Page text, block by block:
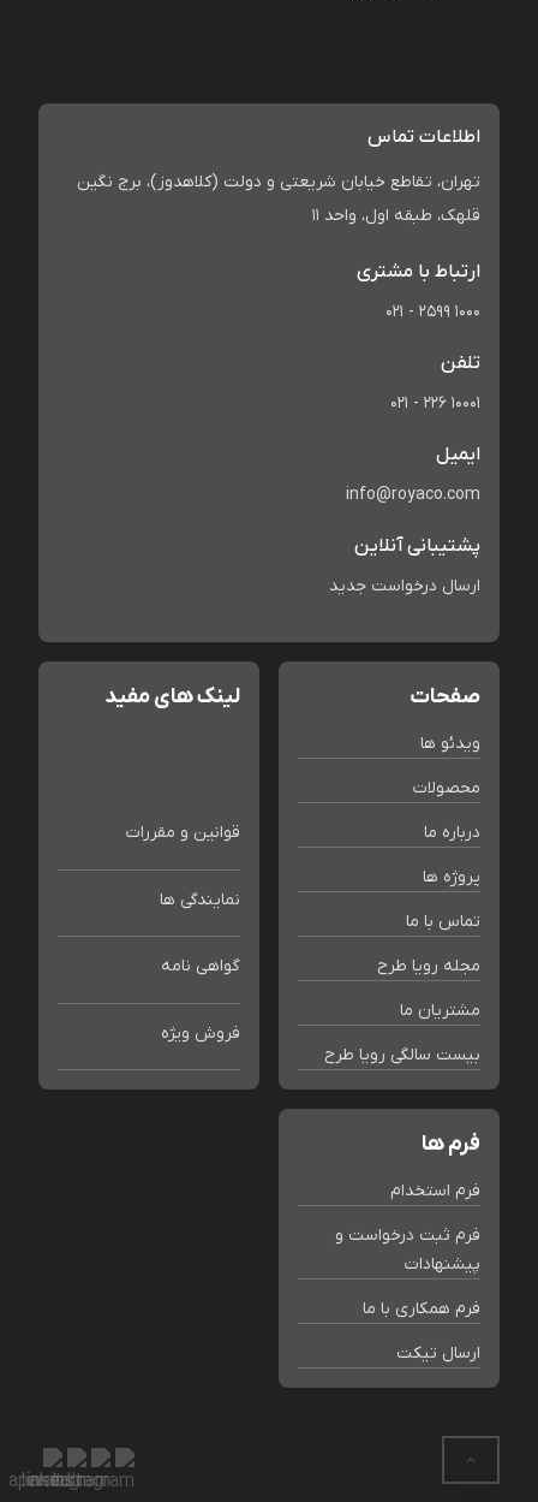
اطلاعات تماس
تهران، تقاطع خیابان شریعتی و دولت (کلاهدوز)، برج نگین
قلهک، طبقه اول، واحد 11
ارتباط با مشتری
021 - 2599 1000
تلفن
021 - 226 10001
ایمیل
info@royaco.com
پشتیبانی آنلاین
ارسال درخواست جدید
صفحات
ویدئو ها
محصولات
درباره ما
پروژه ها
تماس با ما
مجله رویا طرح
مشتریان ما
بیست سالگی رویا طرح
لینک های مفید
قوانین و مقررات
نمایندگی ها
گواهی نامه
فروش ویژه
فرم ها
فرم استخدام
فرم ثبت درخواست و
پیشنهادات
فرم همکاری با ما
ارسال تیکت